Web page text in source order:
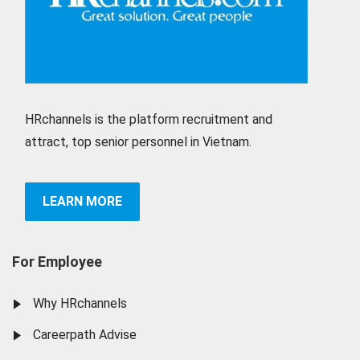
HRchannels is the platform recruitment and
attract, top senior personnel in Vietnam.
LEARN MORE
For Employee
Why HRchannels
Careerpath Advise